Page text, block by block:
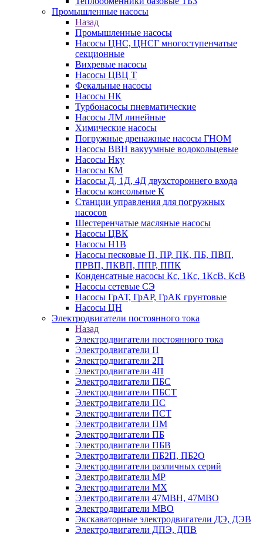
Промышленные насосы
Назад
Промышленные насосы
Насосы ЦНС, ЦНСГ многоступенчатые
секционные
Вихревые насосы
Насосы ЦВЦ Т
Фекальные насосы
Насосы НК
Турбонасосы пневматические
Насосы ЛМ линейные
Химические насосы
Погружные дренажные насосы ГНОМ
Насосы ВВН вакуумные водокольцевые
Насосы Нку
Насосы КМ
Насосы Д, 1Д, 4Д двухстороннего входа
Насосы консольные К
Станции управления для погружных
насосов
Шестеренчатые масляные насосы
Насосы ЦВК
Насосы Н1В
Насосы песковые П, ПР, ПК, ПБ, ПВП,
ПРВП, ПКВП, ППР, ППК
Конденсатные насосы Кс, 1Кс, 1КсВ, КсВ
Насосы сетевые СЭ
Насосы ГрАТ, ГрАР, ГрАК грунтовые
Насосы ЦН
Электродвигатели постоянного тока
Назад
Электродвигатели постоянного тока
Электродвигатели П
Электродвигатели 2П
Электродвигатели 4П
Электродвигатели ПБС
Электродвигатели ПБСТ
Электродвигатели ПС
Электродвигатели ПСТ
Электродвигатели ПМ
Электродвигатели ПБ
Электродвигатели ПБВ
Электродвигатели ПБ2П, ПБ2О
Электродвигатели различных серий
Электродвигатели МР
Электродвигатели MX
Электродвигатели 47MBH, 47МВО
Электродвигатели MBO
Экскаваторные электродвигатели ДЭ, ДЭВ
Электродвигатели ДПЭ, ДПВ